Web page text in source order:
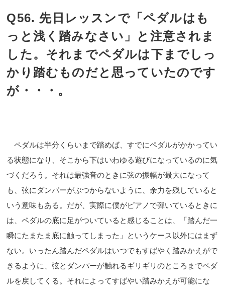
Q56. 先日レッスンで「ペダルはも
っと浅く踏みなさい」と注意されま
した。それまでペダルは下までしっ
かり踏むものだと思っていたのです
が・・・。
ペダルは半分くらいまで踏めば、すでにペダルがかかってい
る状態になり、そこから下はいわゆる遊びになっているのに気
づくだろう。それは最強音のときに弦の振幅が最大になって
も、弦にダンパーがぶつからないように、余力を残していると
いう意味もある。だが、実際に僕がピアノで弾いているときに
は、ペダルの底に足がついていると感じることは、「踏んだ一
瞬にたまたま底に触ってしまった」というケース以外にはまず
ない。いったん踏んだペダルはいつでもすばやく踏みかえがで
きるように、弦とダンパーが触れるギリギリのところまでペダ
ルを戻してくる。それによってすばやい踏みかえが可能にな